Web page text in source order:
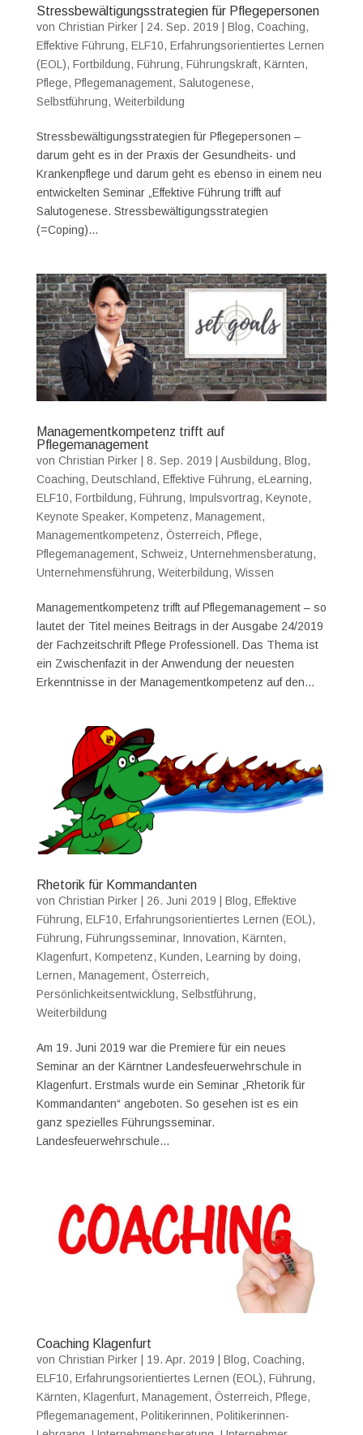
Stressbewältigungsstrategien für Pflegepersonen
von Christian Pirker| 24. Sep. 2019 Blog, Coaching,
Effektive Führung, ELF10, Erfahrungsorientiertes Lernen
(EOL), Fortbildung, Führung, Führungskraft, Kärnten,
Pflege, Pflegemanagement, Salutogenese,
Selbstführung, Weiterbildung
Stressbewältigungsstrategien für Pflegepersonen –
darum geht es in der Praxis der Gesundheits- und
Krankenpflege und darum geht es ebenso in einem neu
entwickelten Seminar „Effektive Führung trifft auf
Salutogenese. Stressbewältigungsstrategien
(=Coping)...
Managementkompetenz trifft auf
Pflegemanagement
von Christian Pirker| 8. Sep. 2019 Ausbildung, Blog,
Coaching, Deutschland, Effektive Führung, eLearning,
ELF10, Fortbildung, Führung, Impulsvortrag, Keynote,
Keynote Speaker, Kompetenz, Management,
Managementkompetenz, Österreich, Pflege,
Pflegemanagement, Schweiz, Unternehmensberatung,
Unternehmensführung, Weiterbildung, Wissen
Managementkompetenz trifft auf Pflegemanagement – so
lautet der Titel meines Beitrags in der Ausgabe 24/2019
der Fachzeitschrift Pflege Professionell. Das Thema ist
ein Zwischenfazit in der Anwendung der neuesten
Erkenntnisse in der Managementkompetenz auf den...
Rhetorik für Kommandanten
von Christian Pirker| 26. Juni 2019 Blog, Effektive
Führung, ELF10, Erfahrungsorientiertes Lernen (EOL),
Führung, Führungsseminar, Innovation, Kärnten,
Klagenfurt, Kompetenz, Kunden, Learning by doing,
Lernen, Management, Österreich,
Persönlichkeitsentwicklung, Selbstführung,
Weiterbildung
Am 19. Juni 2019 war die Premiere für ein neues
Seminar an der Kärntner Landesfeuerwehrschule in
Klagenfurt. Erstmals wurde ein Seminar „Rhetorik für
Kommandanten“ angeboten. So gesehen ist es ein
ganz spezielles Führungsseminar.
Landesfeuerwehrschule...
Coaching Klagenfurt
von Christian Pirker| 19. Apr. 2019 Blog, Coaching,
ELF10, Erfahrungsorientiertes Lernen (EOL), Führung,
Kärnten, Klagenfurt, Management, Österreich, Pflege,
Pflegemanagement, Politikerinnen, Politikerinnen-